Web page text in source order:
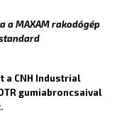
a MAXAM rakodógép
a CNH Industrial
gumiabroncsaival